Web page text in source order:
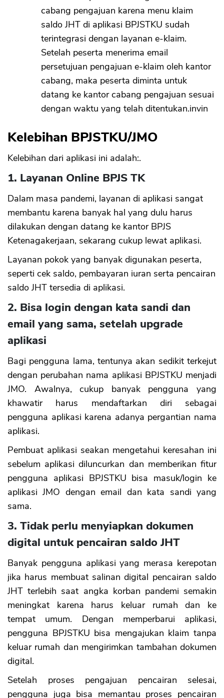
cabang pengajuan karena menu klaim
saldo JHT di aplikasi BPJSTKU sudah
terintegrasi dengan layanan e-klaim.
Setelah peserta menerima email
persetujuan pengajuan e-klaim oleh kantor
cabang, maka peserta diminta untuk
datang ke kantor cabang pengajuan sesuai
dengan waktu yang telah ditentukan.invin
Kelebihan BPJSTKU/JMO
Kelebihan dari aplikasi ini adalah:.
1. Layanan Online BPJS TK
Dalam masa pandemi, layanan di aplikasi sangat
membantu karena banyak hal yang dulu harus
dilakukan dengan datang ke kantor BPJS
Ketenagakerjaan, sekarang cukup lewat aplikasi.
Layanan pokok yang banyak digunakan peserta,
seperti cek saldo, pembayaran iuran serta pencairan
saldo JHT tersedia di aplikasi.
2. Bisa login dengan kata sandi dan
email yang sama, setelah upgrade
aplikasi
Bagi pengguna lama, tentunya akan sedikit terkejut
dengan perubahan nama aplikasi BPJSTKU menjadi
JMO. Awalnya, cukup banyak pengguna yang
khawatir harus mendaftarkan diri sebagai
pengguna aplikasi karena adanya pergantian nama
aplikasi.
Pembuat aplikasi seakan mengetahui keresahan ini
sebelum aplikasi diluncurkan dan memberikan fitur
pengguna aplikasi BPJSTKU bisa masuk/login ke
aplikasi JMO dengan email dan kata sandi yang
sama.
3. Tidak perlu menyiapkan dokumen
digital untuk pencairan saldo JHT
Banyak pengguna aplikasi yang merasa kerepotan
jika harus membuat salinan digital pencairan saldo
JHT terlebih saat angka korban pandemi semakin
meningkat karena harus keluar rumah dan ke
tempat umum. Dengan memperbarui aplikasi,
pengguna BPJSTKU bisa mengajukan klaim tanpa
keluar rumah dan mengirimkan tambahan dokumen
digital.
Setelah proses pengajuan pencairan selesai,
pengguna juga bisa memantau proses pencairan